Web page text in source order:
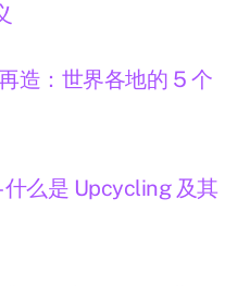
造：世界各地的 5 个
什么是 Upcycling 及其